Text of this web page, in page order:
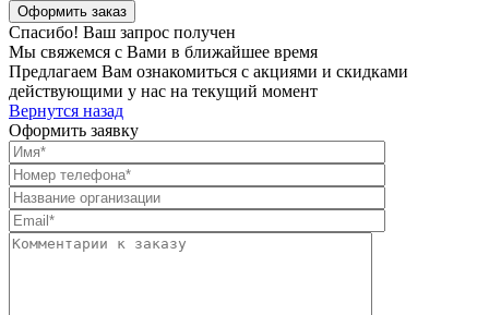
Спасибо! Ваш запрос получен
Мы свяжемся с Вами в ближайшее время
Предлагаем Вам ознакомиться с акциями и скидками
действующими у нас на текущий момент
Вернутся назад
Оформить заявку